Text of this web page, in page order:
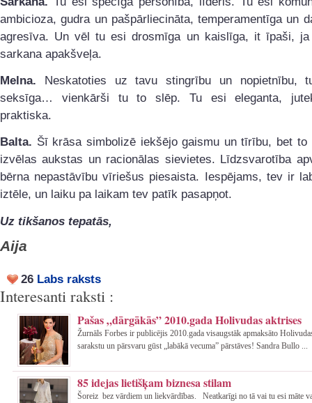
ambicioza, gudra un pašpārliecināta, temperamentīga un
agresīva. Un vēl tu esi drosmīga un kaislīga, it īpaši,
sarkana apakšveļa.
Melna. Neskatoties uz tavu stingrību un nopietnību,
seksīga… vienkārši tu to slēp. Tu esi eleganta,
praktiska.
Balta. Šī krāsa simbolizē iekšējo gaismu un tīrību, bet to
izvēlas aukstas un racionālas sievietes. Līdzsvarotība
bērna nepastāvību vīriešus piesaista. Iespējams, tev ir
iztēle, un laiku pa laikam tev patīk pasapņot.
Uz tikšanos tepatās,
Aija
26 Labs raksts
Interesanti raksti :
Pašas „dārgākās” 2010.gada Holivudas aktrises
Žurnāls Forbes ir publicējis 2010.gada visaugstāk apmaksāto
sarakstu un pārsvaru gūst „labākā vecuma” pārstāves! Sandra Bullo ...
85 idejas lietišķam biznesa stilam
Šoreiz bez vārdiem un liekvārdības. Neatkarīgi no tā vai tu esi māte